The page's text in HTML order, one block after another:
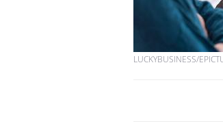
LUCKYBUSINESS/
Le Viagra
freiner la
cancer ?